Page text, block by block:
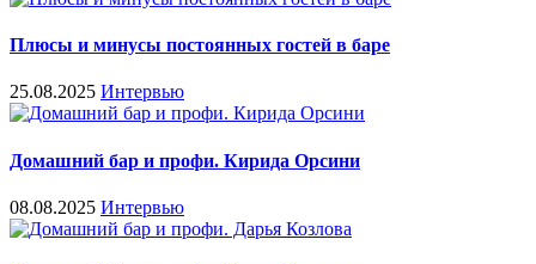
Плюсы и минусы постоянных гостей в баре
25.08.2025 Интервью
Домашний бар и профи. Кирида Орсини
08.08.2025 Интервью